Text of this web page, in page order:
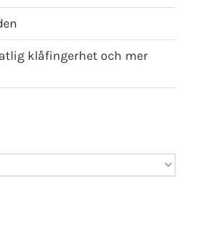
klåfingerhet och mer